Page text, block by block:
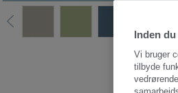
Inden
Vi bruger
tilbyde